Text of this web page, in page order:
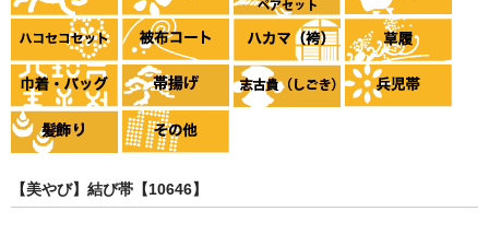
【美やび】結び帯【10646】